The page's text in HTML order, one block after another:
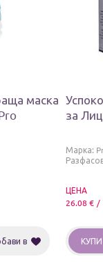
маска
в
за
Марка:
ЦЕНА
26.08 € /